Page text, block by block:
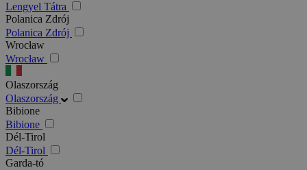
Lengyel Tátra
Polanica Zdrój
Polanica Zdrój
Wrocław
Wrocław
Olaszország
Olaszország
Bibione
Bibione
Dél-Tirol
Dél-Tirol
Garda-tó